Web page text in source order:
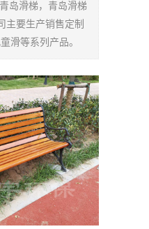
岛滑梯，青岛滑梯
主要生产销售定制
滑等系列产品。